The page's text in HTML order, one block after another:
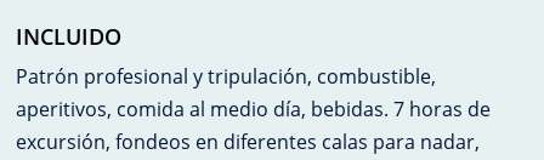
INCLUIDO
Patrón profesional y tripulación, combustible,
aperitivos, comida al medio día, bebidas. 7 horas de
excursión, fondeos en diferentes calas para nadar,